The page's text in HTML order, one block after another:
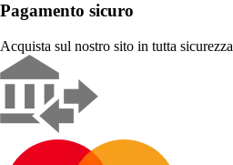
Pagamento sicuro
Acquista sul nostro sito in tutta sicurezza